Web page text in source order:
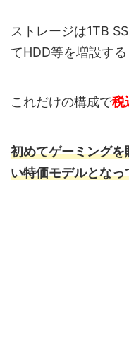
ストレージは1TB
てHDD等を増設する
これだけの構成で税
初めてゲーミング
い特価モデルとな